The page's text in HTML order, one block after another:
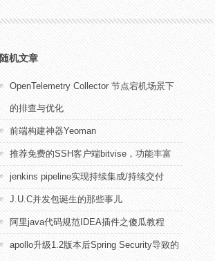
随机文章
OpenTelemetry Collector 节点宕机场景下
的排查与优化
前端构建神器Yeoman
推荐免费的SSH客户端bitvise，功能丰富
jenkins pipeline实现持续集成/持续交付
J.U.C并发包诞生的那些事儿
阿里java代码规范IDEA插件之傻瓜教程
apollo升级1.2版本后Spring Security导致的